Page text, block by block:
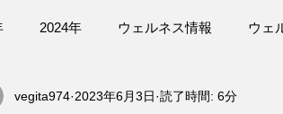
2024年 ウェルネス情報 ウェ
vegita974 2023年6月3日 読了時間: 6分